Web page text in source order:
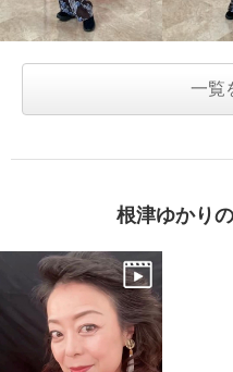
一覧
根津ゆかり